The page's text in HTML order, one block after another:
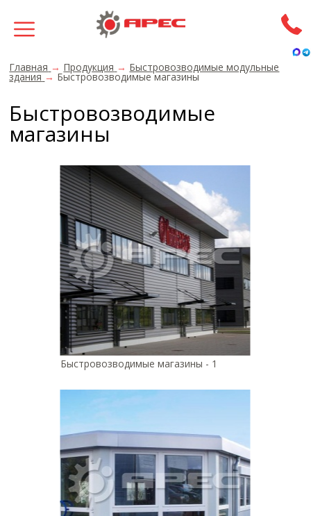
Главная → Продукция → Быстровозводимые модульные
здания → Быстровозводимые магазины
Быстровозводимые
магазины
Быстровозводимые магазины - 1